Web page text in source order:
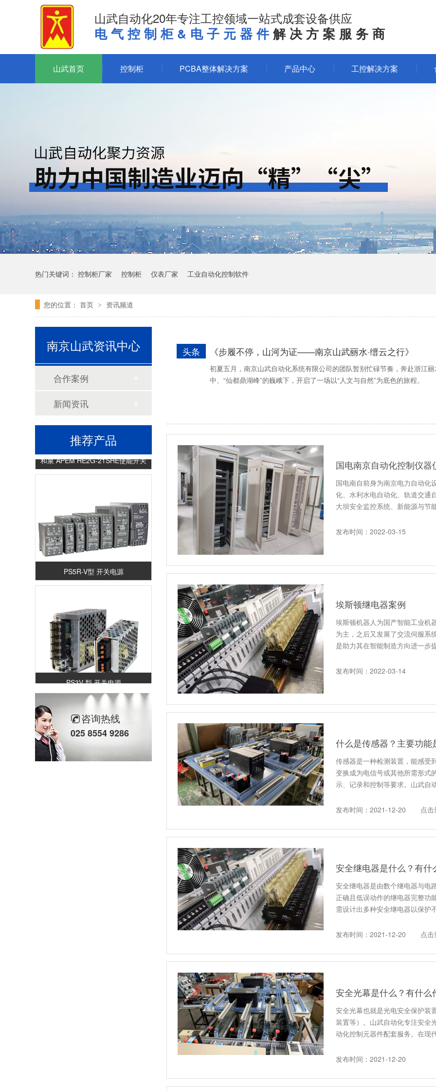
山武自动化20年专注工控领域一站式成套设备供应
电气控制柜&电子元器件解决方案服务商
山武首页 控制柜 PCBA整体解决方案 产品中心 工控解决方案
热门关键词： 控制柜厂家 控制柜 仪表厂家 工业自动化控制软件
您的位置： 首页 > 资讯频道
《步履不停，山河为证——南京山武丽水·缙云之行》
头条
初夏五月，南京山武自动化系统有限公司的团队暂别忙碌节奏，奔赴浙江
中、“仙都鼎湖峰”的巍峨下，开启了一场以“人文与自然”为底色的旅程。
国电南京自动化控制仪器
国电南自前身为南京电力自动化
化、水利水电自动化、轨道交通
大坝安全监控系统、新能源与
发布时间：2022-03-15
埃斯顿继电器案例
埃斯顿机器人为国产智能工业机
为主，之后又发展了交流伺服系
是助力其在智能制造方向进一
发布时间：2022-03-14
什么是传感器？主要功能
传感器是一种检测装置，能感受
变换成为电信号或其他所需形式
示、记录和控制等要求。山武
发布时间：2021-12-20 点
安全继电器是什么？有什
安全继电器是由数个继电器与电
正确且低误动作的继电器完整功
需设计出多种安全继电器以保
发布时间：2021-12-20 点
安全光幕是什么？有什么
安全光幕也就是光电安全保护装
装置等）。山武自动化专注安全
动化控制元器件配套服务。在
发布时间：2021-12-20
南京山武资讯中心
合作案例
新闻资讯
推荐产品
和泉HG4G-V型 可编程显示器(12.1英寸)
和泉 APEM HE2G-21SHE使能开关
咨询热线
025 8554 9286